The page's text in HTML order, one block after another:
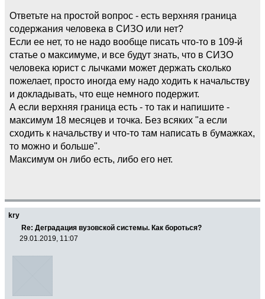
Ответьте на простой вопрос - есть верхняя граница
содержания человека в СИЗО или нет?
Если ее нет, то не надо вообще писать что-то в 109-й
статье о максимуме, и все будут знать, что в СИЗО
человека юрист с лычками может держать сколько
пожелает, просто иногда ему надо ходить к начальству
и докладывать, что еще немного подержит.
А если верхняя граница есть - то так и напишите -
максимум 18 месяцев и точка. Без всяких "а если
сходить к начальству и что-то там написать в бумажках,
то можно и больше".
Максимум он либо есть, либо его нет.
kry
Re: Деградация вузовской системы. Как бороться?
29.01.2019, 11:07